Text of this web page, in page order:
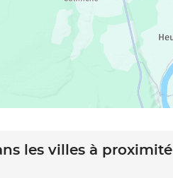
les villes à proximité